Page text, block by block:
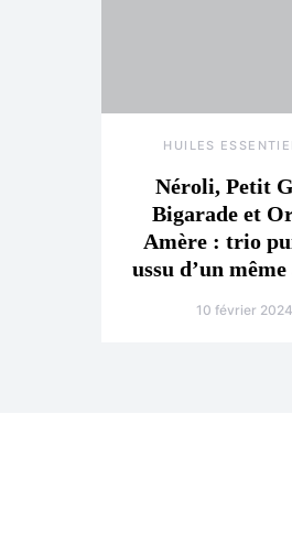
HUILES
Néroli, Petit
Bigarade et
Amère : trio
ussu d’un
10 février 2024